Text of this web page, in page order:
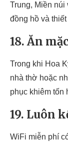
Trung, Miền
đồng hồ và
18. Ăn
Trong khi Hoa
nhà thờ hoặc
phục khiêm tốn
19. Luôn
WiFi miễn phí